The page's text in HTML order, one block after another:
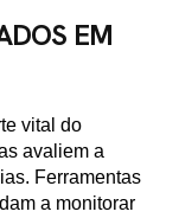
EM
vital do
avaliem a
Ferramentas
a monitorar